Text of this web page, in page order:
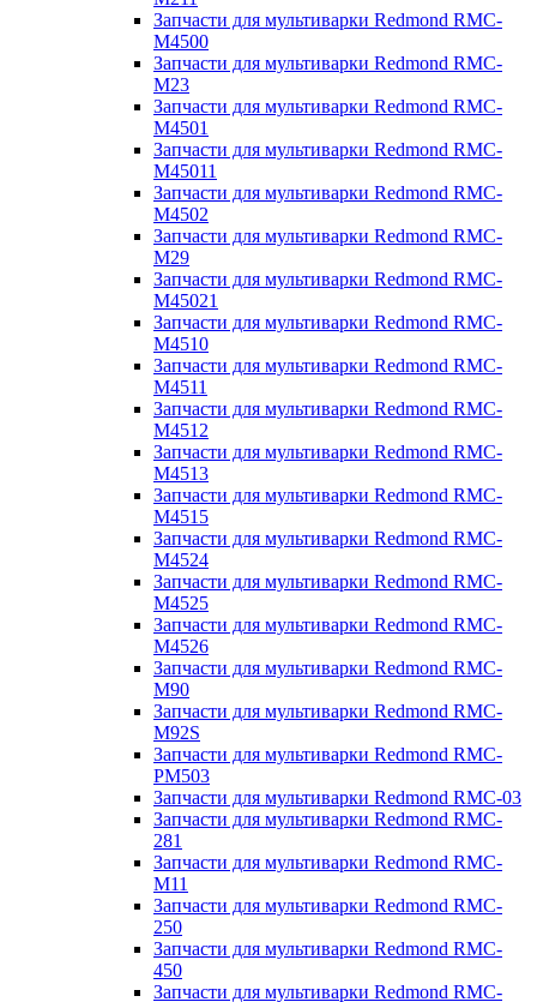
Запчасти для мультиварки Redmond RMC-
M4500
Запчасти для мультиварки Redmond RMC-
M23
Запчасти для мультиварки Redmond RMC-
M4501
Запчасти для мультиварки Redmond RMC-
M45011
Запчасти для мультиварки Redmond RMC-
M4502
Запчасти для мультиварки Redmond RMC-
M29
Запчасти для мультиварки Redmond RMC-
M45021
Запчасти для мультиварки Redmond RMC-
M4510
Запчасти для мультиварки Redmond RMC-
M4511
Запчасти для мультиварки Redmond RMC-
M4512
Запчасти для мультиварки Redmond RMC-
M4513
Запчасти для мультиварки Redmond RMC-
M4515
Запчасти для мультиварки Redmond RMC-
M4524
Запчасти для мультиварки Redmond RMC-
M4525
Запчасти для мультиварки Redmond RMC-
M4526
Запчасти для мультиварки Redmond RMC-
M90
Запчасти для мультиварки Redmond RMC-
M92S
Запчасти для мультиварки Redmond RMC-
PM503
Запчасти для мультиварки Redmond RMC-03
Запчасти для мультиварки Redmond RMC-
281
Запчасти для мультиварки Redmond RMC-
M11
Запчасти для мультиварки Redmond RMC-
250
Запчасти для мультиварки Redmond RMC-
450
Запчасти для мультиварки Redmond RMC-